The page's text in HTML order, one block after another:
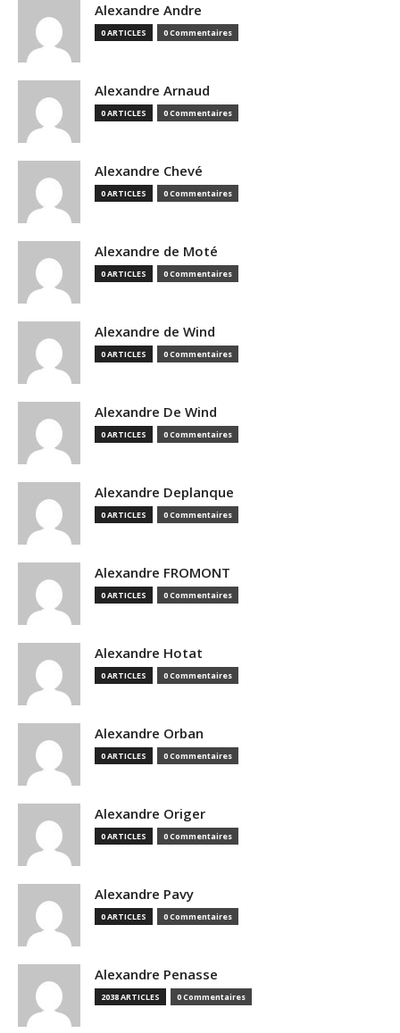
Alexandre Andre
0 ARTICLES 0 Commentaires
Alexandre Arnaud
0 ARTICLES 0 Commentaires
Alexandre Chevé
0 ARTICLES 0 Commentaires
Alexandre de Moté
0 ARTICLES 0 Commentaires
Alexandre de Wind
0 ARTICLES 0 Commentaires
Alexandre De Wind
0 ARTICLES 0 Commentaires
Alexandre Deplanque
0 ARTICLES 0 Commentaires
Alexandre FROMONT
0 ARTICLES 0 Commentaires
Alexandre Hotat
0 ARTICLES 0 Commentaires
Alexandre Orban
0 ARTICLES 0 Commentaires
Alexandre Origer
0 ARTICLES 0 Commentaires
Alexandre Pavy
0 ARTICLES 0 Commentaires
Alexandre Penasse
2038 ARTICLES 0 Commentaires